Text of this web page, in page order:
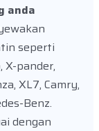
anda
seperti
X-pander,
XL7, Camry,
Benz.
dengan